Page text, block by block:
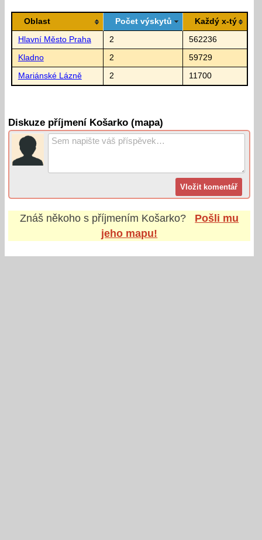
Oblast Počet výskytů Každý x-tý
Hlavní Město Praha 2 562236
Kladno 2 59729
Mariánské Lázně 2 11700
Diskuze příjmení Košarko (mapa)
Znáš někoho s příjmením Košarko?
Pošli mu
jeho mapu!